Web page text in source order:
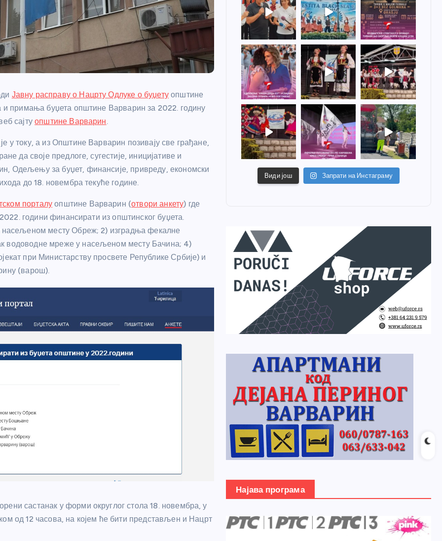
Јавну расправу о Нацрту Одлуке о буџетуопштине
и примања буџета општине Варварин за 2022. годину
сајтуопштине Варварин.
у току, а из Општине Варварин позивају све грађане,
да своје предлоге, сугестије, иницијативе и
Одељењу за буџет, финансије, привреду, економски
до 18. новембра текуће године.
порталу општине Варварин (отвори анкету) где
години финансирати из општинског буџета.
насељеном месту Обреж; 2) изградња фекалне
водоводне мреже у насељеном месту Бачина; 4)
при Министарству просвете Републике Србије) и
(варош).
састанак у форми округлог стола 18. новембра, у
од 12 часова, на којем ће бити представљен и Нацрт
Види још Запрати на Инстаграму
Најава програма